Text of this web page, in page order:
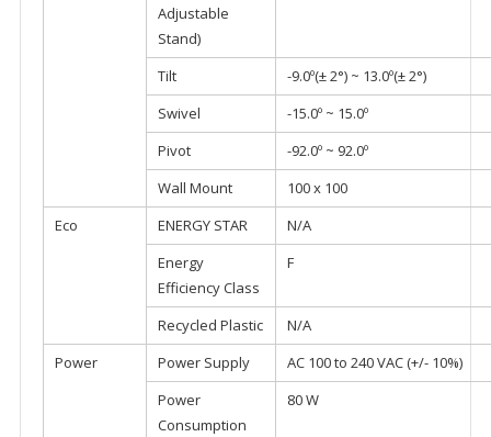
Adjustable
Stand)
Tilt
-9.0º(± 2°) ~ 13.0º(± 2°)
Swivel
-15.0º ~ 15.0º
Pivot
-92.0º ~ 92.0º
Wall Mount
100 x 100
Eco
ENERGY STAR
N/A
Energy
Efficiency Class
F
Recycled Plastic
N/A
Power
Power Supply
AC 100 to 240 VAC (+/- 10%)
Power
Consumption
80 W